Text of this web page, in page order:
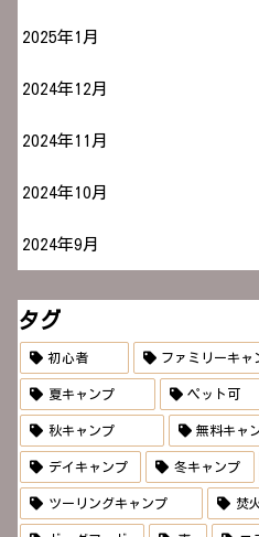
2025年1月
2024年12月
2024年11月
2024年10月
2024年9月
タグ
初心者 ファミリーキャ
夏キャンプ ペット可
秋キャンプ 無料キャ
デイキャンプ 冬キャンプ
ツーリングキャンプ 焚